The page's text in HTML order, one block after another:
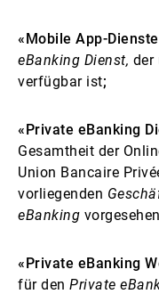
«Mobile App-
eBanking Dienst, der
verfügbar ist;
«Private eBanking
Gesamtheit der
Union Bancaire
vorliegenden
eBanking
«Private eBanking
für den Private